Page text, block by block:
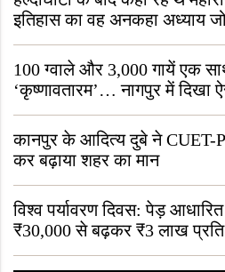
इतिहास का वह अनकहा अध्याय
जीवित है
100 ग्वाले और 3,000 गायें एक
‘कृष्णावतारम’… नागपुर में दिखा
“ऐसा तो सिर्फ़ कृष्ण ही कर सकते
कानपुर के आदित्य दुबे ने CUET-
कर बढ़ाया शहर का मान
विश्व पर्यावरण दिवस: पेड़
₹30,000 से बढ़कर ₹3 लाख